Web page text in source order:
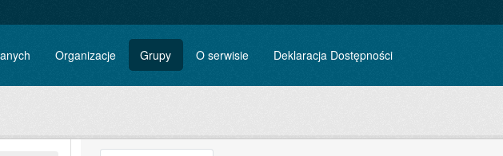
Organizacje Grupy O serwisie Deklaracja Dostępności